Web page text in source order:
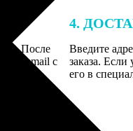
После
на email с
заказ
4.
Введите
заказа. Если
его в